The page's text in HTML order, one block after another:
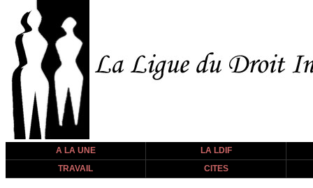
A LA UNE
LA LDIF
TRAVAIL
CITES